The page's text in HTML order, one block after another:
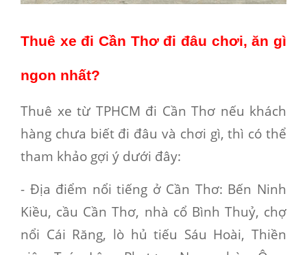
Thuê xe đi Cần Thơ đi đâu chơi, ăn gì
ngon nhất?
Thuê xe từ TPHCM đi Cần Thơ nếu khách
hàng chưa biết đi đâu và chơi gì, thì có thể
tham khảo gợi ý dưới đây:
- Địa điểm nổi tiếng ở Cần Thơ: Bến Ninh
Kiều, cầu Cần Thơ, nhà cổ Bình Thuỷ, chợ
nổi Cái Răng, lò hủ tiếu Sáu Hoài, Thiền